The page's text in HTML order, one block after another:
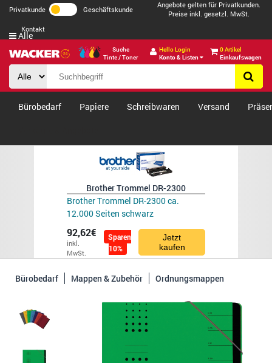
Privatkunde Geschäftskunde
Angebote gelten für Privatkunden.
Preise inkl. gesetzl. MwSt.
Kontakt
Suche
Tinte / Toner
Hello Login
Konto & Listen
0 Artikel
Einkaufswagen
Alle
Bürobedarf Papiere Schreibwaren Versand
Brother Trommel DR-2300
Brother Trommel DR-2300 ca.
12.000 Seiten schwarz
92,62€
inkl.
MwSt.
Sparen
10%
Jetzt
kaufen
Bürobedarf Mappen & Zubehör Ordnungsmappen